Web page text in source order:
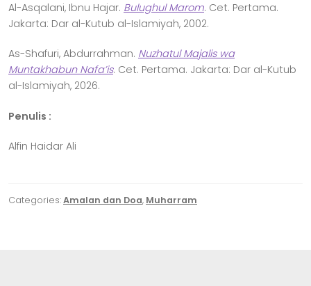
Al-Asqalani, Ibnu Hajar. Bulughul Marom. Cet. Pertama.
Jakarta: Dar al-Kutub al-Islamiyah, 2002.
As-Shafuri, Abdurrahman. Nuzhatul Majalis wa
Muntakhabun Nafa’is. Cet. Pertama. Jakarta: Dar al-Kutub
al-Islamiyah, 2026.
Penulis :
Alfin Haidar Ali
Categories:Amalan dan Doa, Muharram